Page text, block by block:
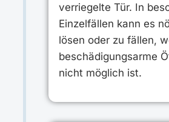
verriegelte Tür. In
Einzelfällen kann es
lösen oder zu fällen,
beschädigungsarme
nicht möglich ist.